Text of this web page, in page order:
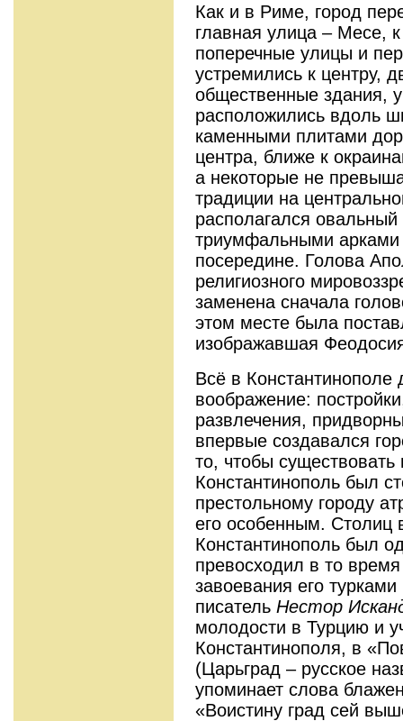
Как и в Риме, город
главная улица – Месе,
поперечные улицы и
устремились к центру,
общественные здания,
расположились вдоль
каменными плитами
центра, ближе к
а некоторые не
традиции на
располагался
триумфальными арками
посередине. Голова
религиозного
заменена сначала
этом месте была
изображавшая
Всё в
воображение:
развлечения,
впервые создавался
то, чтобы существовать
Константинополь был
престольному городу
его особенным. Столиц
Константинополь был
превосходил в то
завоевания его
писатель Нестор
молодости в Турцию и
Константинополя, в
(Царьград – русское
упоминает слова
«Воистину град сей